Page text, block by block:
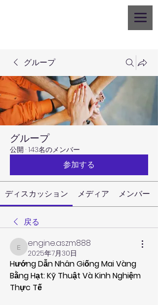
グループ
グループ
公開 · 143名のメンバー
参加する
ディスカッション メディア メンバー
戻る
engine.aszm888
engine.aszm888
2025年7月30日
Hướng Dẫn Nhân Giống Mai Vàng
Bằng Hạt: Kỹ Thuật Và Kinh Nghiệm
Thực Tế